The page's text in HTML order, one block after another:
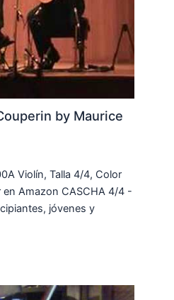
by Maurice
Violín, Talla 4/4, Color
en Amazon CASCHA 4/4 -
jóvenes y